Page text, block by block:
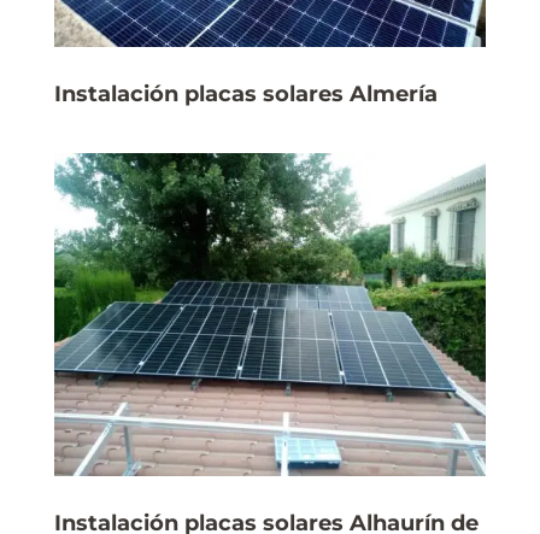
Instalación placas solares Almería
Instalación placas solares Alhaurín de